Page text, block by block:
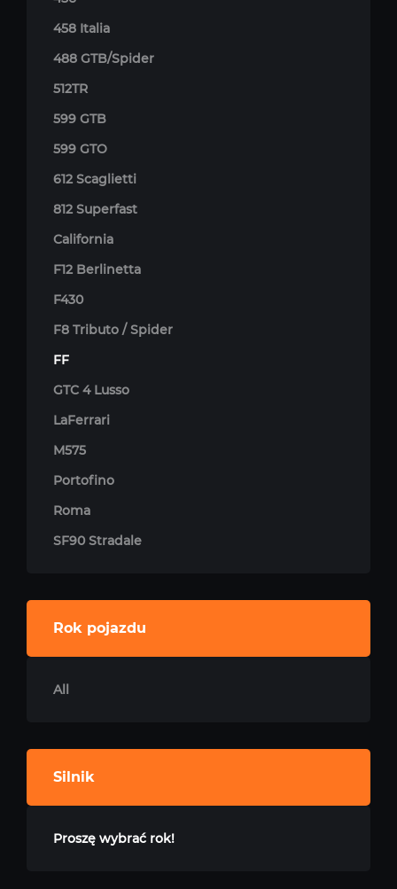
458 Italia
488 GTB/Spider
512TR
599 GTB
599 GTO
612 Scaglietti
812 Superfast
California
F12 Berlinetta
F430
F8 Tributo / Spider
FF
GTC 4 Lusso
LaFerrari
M575
Portofino
Roma
SF90 Stradale
Rok pojazdu
All
Silnik
Proszę wybrać rok!